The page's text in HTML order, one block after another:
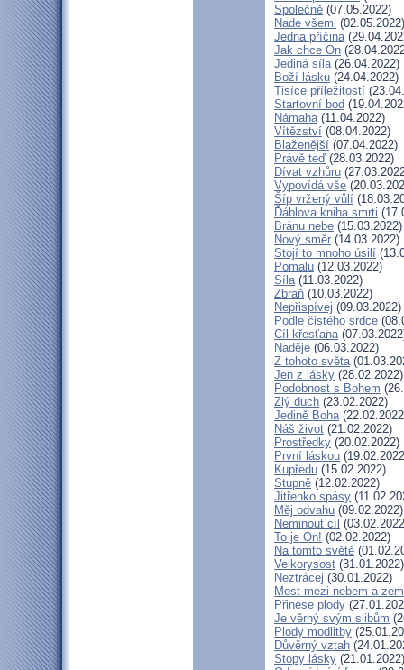
Společně (07.05.2022)
Nade všemi (02.05.2022)
Jedna příčina
Jak chce On
Jediná síla(26.04.2022)
Boží lásku (24.04.2022)
Tisíce příležitostí
Startovní bod
Námaha(11.04.2022)
Vítězství (08.04.2022)
Blaženější (07.04.2022)
Právě teď (28.03.2022)
Dívat vzhůru
Vypovídá vše
Šíp vržený vůlí
Ďáblova kniha smrti
Bránu nebe (15.03.2022)
Nový směr (14.03.2022)
Stojí to mnoho úsilí
Pomalu (12.03.2022)
Síla(11.03.2022)
Zbraň (10.03.2022)
Nepřispívej (09.03.2022)
Podle čistého srdce
Cíl křesťana
Naděje (06.03.2022)
Z tohoto světa
Jen z lásky (28.02.2022)
Podobnost s Bohem
Zlý duch (23.02.2022)
Jedině Boha
Náš život (21.02.2022)
Prostředky (20.02.2022)
První láskou
Kupředu (15.02.2022)
Stupně (12.02.2022)
Jitřenko spásy
Měj odvahu (09.02.2022)
Neminout cíl
To je On! (02.02.2022)
Na tomto světě
Velkorysost (31.01.2022)
Neztrácej (30.01.2022)
Most mezi nebem a
Přinese plody
Je věrný svým slibům
Plody modlitby
Důvěrný vztah
Stopy lásky (21.01.2022)